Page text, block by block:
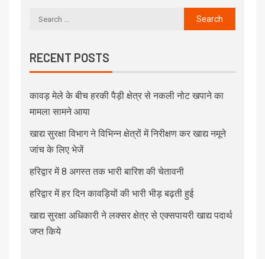
RECENT POSTS
कावड़ मेले के बीच हरकी पैड़ी क्षेत्र से नकली नोट खपाने का
मामला सामने आया
खाद्य सुरक्षा विभाग ने विभिन्न क्षेत्रों में निरीक्षण कर खाद्य नमूने
जांच के लिए भेजें
हरिद्वार में 8 अगस्त तक भारी बारिश की चेतावनी
हरिद्वार में हर दिन कावड़ियों की भारी भीड़ बढ़ती हुई
खाद्य सुरक्षा अधिकारी ने लक्सर क्षेत्र से एक्सपायरी खाद्य पदार्थ
जप्त किये